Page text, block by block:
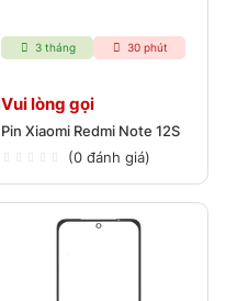
3 tháng 30 phút
Vui lòng gọi
Pin Xiaomi Redmi Note 12S
(0 đánh giá)